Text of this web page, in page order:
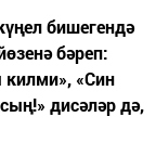
бишегендә
бәреп:
«Син
дисәләр дә,